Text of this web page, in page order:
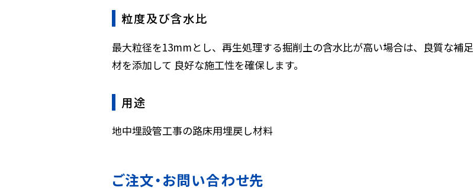
粒度及び含水比
最大粒径を13mmとし、再生処理する掘削土の含水比が高い場合は、良質な補足
材を添加して 良好な施工性を確保します。
用途
地中埋設管工事の路床用埋戻し材料
ご注文・お問い合わせ先